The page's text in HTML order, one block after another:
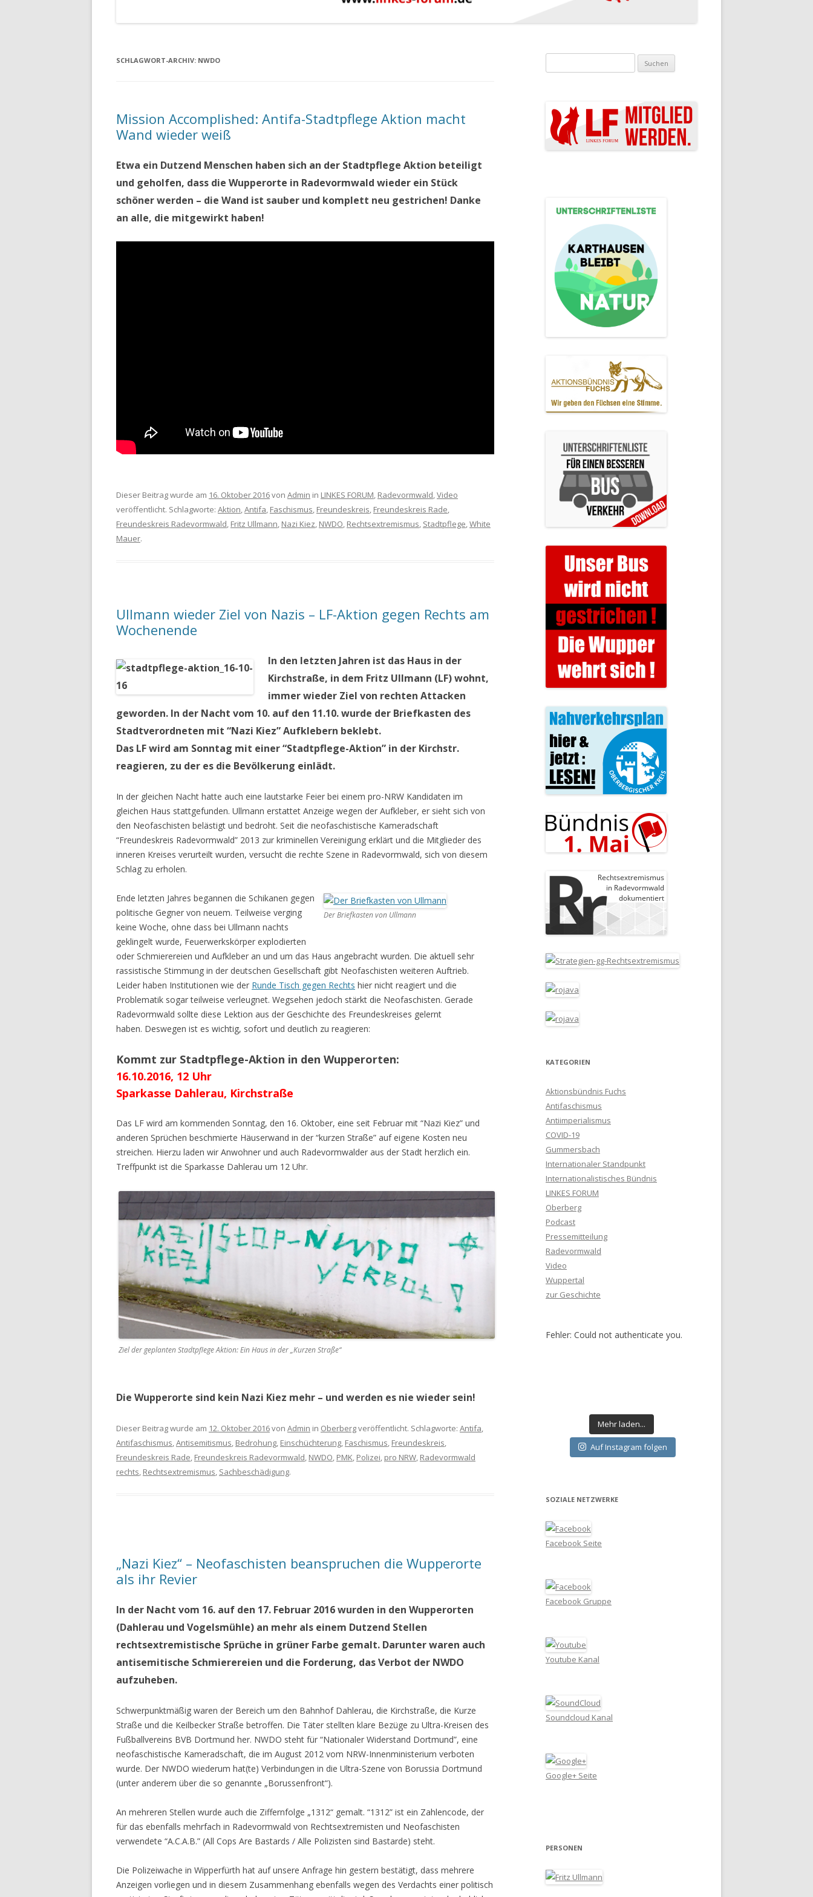
SCHLAGWORT-ARCHIV: NWDO
Mission Accomplished: Antifa-Stadtpflege Aktion macht
Wand wieder weiß
Etwa ein Dutzend Menschen haben sich an der Stadtpflege Aktion beteiligt
und geholfen, dass die Wupperorte in Radevormwald wieder ein Stück
schöner werden – die Wand ist sauber und komplett neu gestrichen! Danke
an alle, die mitgewirkt haben!
Dieser Beitrag wurde am 16. Oktober 2016von Admin in LINKES FORUM, Radevormwald,Video
veröffentlicht. Schlagworte: Aktion,Antifa, Faschismus, Freundeskreis, Freundeskreis Rade,
Freundeskreis Radevormwald, Fritz Ullmann, Nazi Kiez, NWDO, Rechtsextremismus, Stadtpflege,White
Mauer.
Ullmann wieder Ziel von Nazis – LF-Aktion gegen Rechts am
Wochenende
In den letzten Jahren ist das Haus in der
Kirchstraße, in dem Fritz Ullmann (LF) wohnt,
immer wieder Ziel von rechten Attacken
geworden. In der Nacht vom 10. auf den 11.10. wurde der Briefkasten des
Stadtverordneten mit “Nazi Kiez” Aufklebern beklebt.
Das LF wird am Sonntag mit einer “Stadtpflege-Aktion” in der Kirchstr.
reagieren, zu der es die Bevölkerung einlädt.
In der gleichen Nacht hatte auch eine lautstarke Feier bei einem pro-NRW Kandidaten im
gleichen Haus stattgefunden. Ullmann erstattet Anzeige wegen der Aufkleber, er sieht sich von
den Neofaschisten belästigt und bedroht. Seit die neofaschistische Kameradschaft
“Freundeskreis Radevormwald” 2013 zur kriminellen Vereinigung erklärt und die Mitglieder des
inneren Kreises verurteilt wurden, versucht die rechte Szene in Radevormwald, sich von diesem
Schlag zu erholen.
Der Briefkasten von Ullmann
Ende letzten Jahres begannen die Schikanen gegen
politische Gegner von neuem. Teilweise verging
keine Woche, ohne dass bei Ullmann nachts
geklingelt wurde, Feuerwerkskörper explodierten
oder Schmierereien und Aufkleber an und um das Haus angebracht wurden. Die aktuell sehr
rassistische Stimmung in der deutschen Gesellschaft gibt Neofaschisten weiteren Auftrieb.
Leider haben Institutionen wie der Runde Tisch gegen Rechts hier nicht reagiert und die
Problematik sogar teilweise verleugnet. Wegsehen jedoch stärkt die Neofaschisten. Gerade
Radevormwald sollte diese Lektion aus der Geschichte des Freundeskreises gelernt
haben. Deswegen ist es wichtig, sofort und deutlich zu reagieren:
Kommt zur Stadtpflege-Aktion in den Wupperorten:
16.10.2016, 12 Uhr
Sparkasse Dahlerau, Kirchstraße
Das LF wird am kommenden Sonntag, den 16. Oktober, eine seit Februar mit “Nazi Kiez” und
anderen Sprüchen beschmierte Häuserwand in der “kurzen Straße” auf eigene Kosten neu
streichen. Hierzu laden wir Anwohner und auch Radevormwalder aus der Stadt herzlich ein.
Treffpunkt ist die Sparkasse Dahlerau um 12 Uhr.
Ziel der geplanten Stadtpflege Aktion: Ein Haus in der „Kurzen Straße“
Die Wupperorte sind kein Nazi Kiez mehr – und werden es nie wieder sein!
Dieser Beitrag wurde am 12. Oktober 2016von Admin in Oberbergveröffentlicht. Schlagworte: Antifa,
Antifaschismus,Antisemitismus, Bedrohung, Einschüchterung, Faschismus, Freundeskreis,
Freundeskreis Rade, Freundeskreis Radevormwald, NWDO, PMK, Polizei, pro NRW, Radevormwald
rechts, Rechtsextremismus, Sachbeschädigung.
„Nazi Kiez“ – Neofaschisten beanspruchen die Wupperorte
als ihr Revier
In der Nacht vom 16. auf den 17. Februar 2016 wurden in den Wupperorten
(Dahlerau und Vogelsmühle) an mehr als einem Dutzend Stellen
rechtsextremistische Sprüche in grüner Farbe gemalt. Darunter waren auch
antisemitische Schmierereien und die Forderung, das Verbot der NWDO
aufzuheben.
Schwerpunktmäßig waren der Bereich um den Bahnhof Dahlerau, die Kirchstraße, die Kurze
Straße und die Keilbecker Straße betroffen. Die Täter stellten klare Bezüge zu Ultra-Kreisen des
Fußballvereins BVB Dortmund her. NWDO steht für “Nationaler Widerstand Dortmund”, eine
neofaschistische Kameradschaft, die im August 2012 vom NRW-Innenministerium verboten
wurde. Der NWDO wiederum hat(te) Verbindungen in die Ultra-Szene von Borussia Dortmund
(unter anderem über die so genannte „Borussenfront“).
An mehreren Stellen wurde auch die Ziffernfolge „1312“ gemalt. “1312” ist ein Zahlencode, der
für das ebenfalls mehrfach in Radevormwald von Rechtsextremisten und Neofaschisten
verwendete “A.C.A.B.” (All Cops Are Bastards / Alle Polizisten sind Bastarde) steht.
Die Polizeiwache in Wipperfürth hat auf unsere Anfrage hin gestern bestätigt, dass mehrere
Anzeigen vorliegen und in diesem Zusammenhang ebenfalls wegen des Verdachts einer politisch
KATEGORIEN
Aktionsbündnis Fuchs
Antifaschismus
Antiimperialismus
COVID-19
Gummersbach
Internationaler Standpunkt
Internationalistisches Bündnis
LINKES FORUM
Oberberg
Podcast
Pressemitteilung
Radevormwald
Video
Wuppertal
zur Geschichte
Fehler: Could not authenticate you.
Mehr laden...
Auf Instagram folgen
SOZIALE NETZWERKE
Facebook Seite
Facebook Gruppe
Youtube Kanal
Soundcloud Kanal
Google+ Seite
PERSONEN